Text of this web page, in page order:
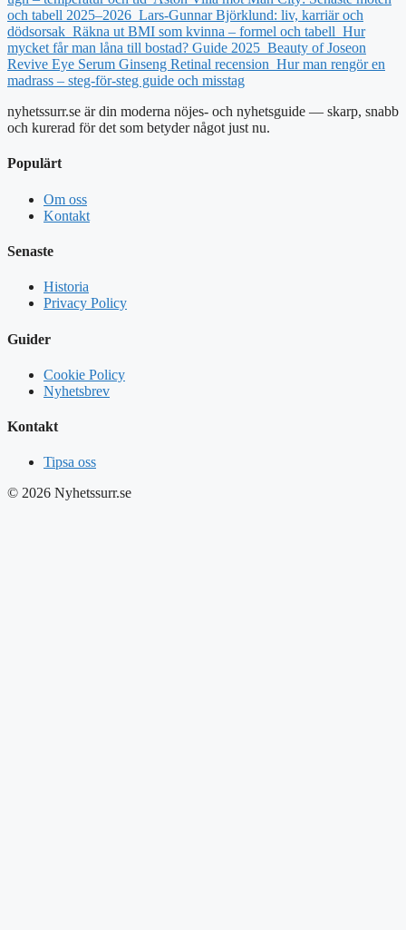
och tabell 2025–2026 Lars-Gunnar Björklund: liv, karriär och
dödsorsak Räkna ut BMI som kvinna – formel och tabell Hur
mycket får man låna till bostad? Guide 2025 Beauty of Joseon
Revive Eye Serum Ginseng Retinal recension Hur man rengör en
madrass – steg-för-steg guide och misstag
nyhetssurr.se är din moderna nöjes- och nyhetsguide — skarp, snabb
och kurerad för det som betyder något just nu.
Populärt
Om oss
Kontakt
Senaste
Historia
Privacy Policy
Guider
Cookie Policy
Nyhetsbrev
Kontakt
Tipsa oss
© 2026 Nyhetssurr.se